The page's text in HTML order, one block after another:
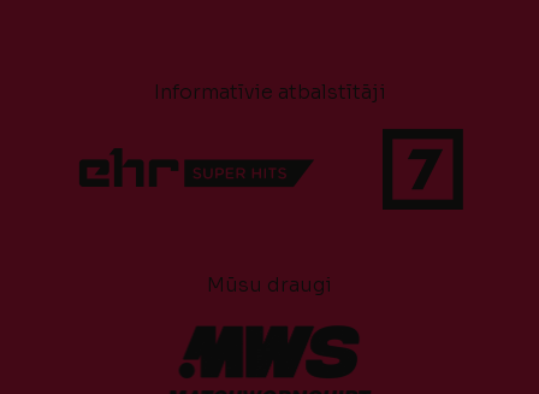
Informatīvie atbalstītāji
Mūsu draugi